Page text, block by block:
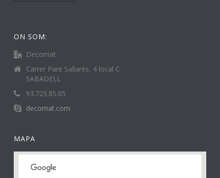
ON SOM:
Decomat
Carrer Pare Sallarès, 4 local C
SABADELL
93.725.85.05
decomat.com
MAPA